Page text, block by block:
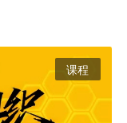
课程